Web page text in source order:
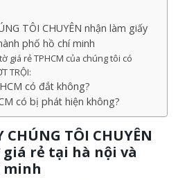
TÔI CHUYÊN nhận làm giấy
phố hồ chí minh
giá rẻ TPHCM của chúng tôi có
TRỘI:
có đắt không?
có bị phát hiện không?
CHÚNG TÔI CHUYÊN
rẻ tại hà nội và
minh